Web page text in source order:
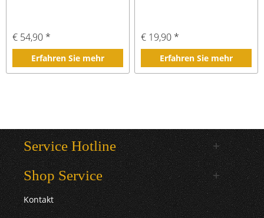
€ 54,90 *
Erfahren Sie mehr
€ 19,90 *
Erfahren Sie mehr
Service Hotline
Shop Service
Kontakt